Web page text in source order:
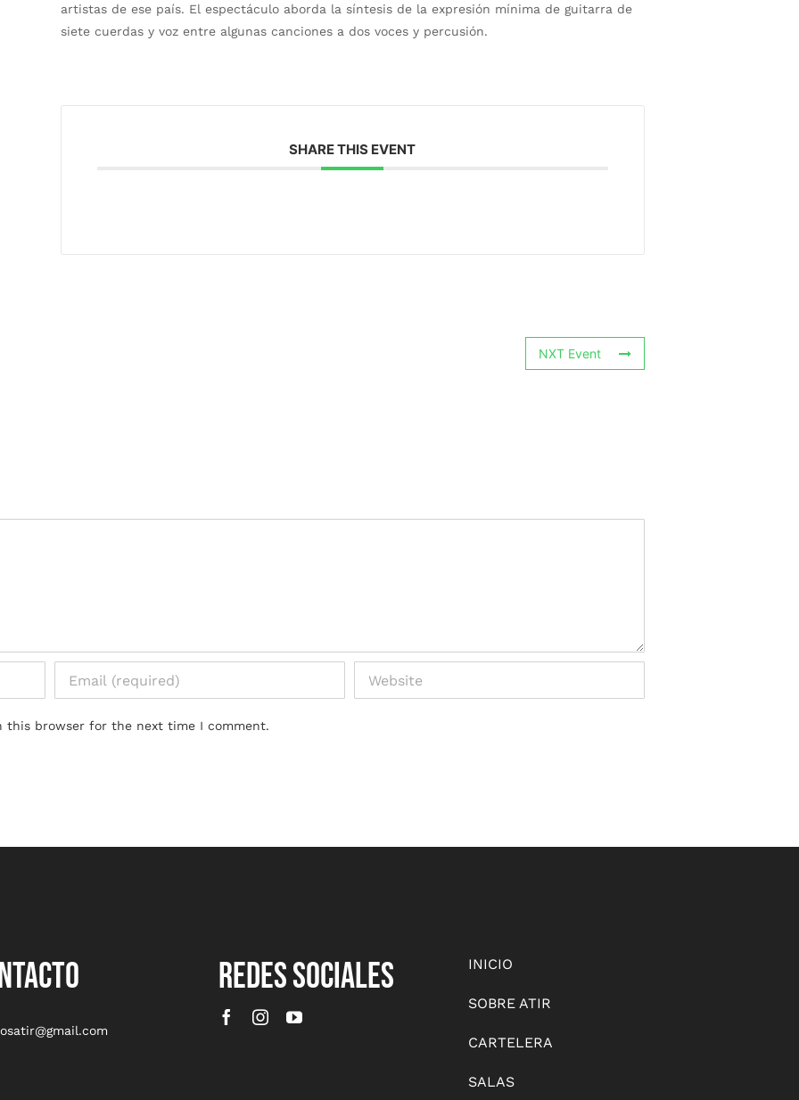
artistas de ese país. El espectáculo aborda la síntesis de la expresión mínima de guitarra de
siete cuerdas y voz entre algunas canciones a dos voces y percusión.
SHARE THIS EVENT
NXT Event
this browser for the next time I comment.
REDES SOCIALES INICIO
SOBRE ATIR
CARTELERA
SALAS